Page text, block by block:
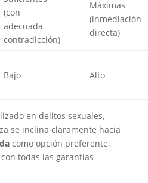
(con
adecuada
contradicción)
Máximas
(inmediación
directa)
Bajo Alto
en delitos sexuales,
se inclina claramente hacia
como opción preferente,
todas las garantías